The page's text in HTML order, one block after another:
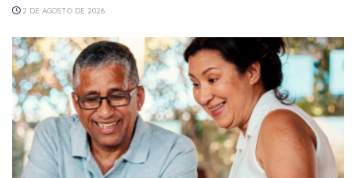
2 DE AGOSTO DE 2026